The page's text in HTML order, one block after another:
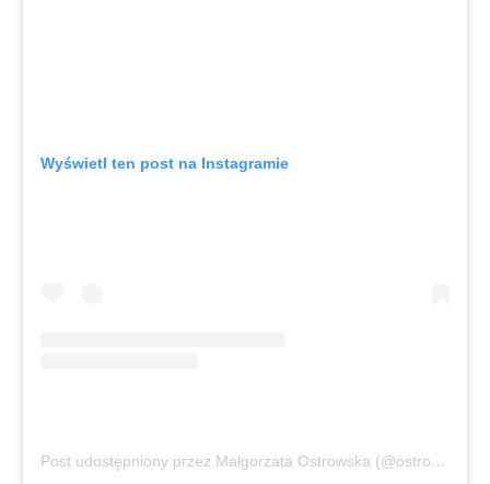
Wyświetl ten post na Instagramie
Post udostępniony przez Małgorzata Ostrowska (@ostrowska.official)